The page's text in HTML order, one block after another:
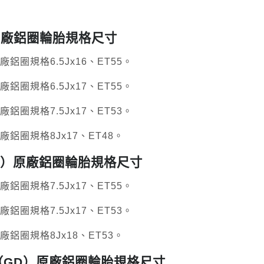
鋁圈輪胎規格尺寸
鋁圈規格6.5Jx16、ET55。
鋁圈規格6.5Jx17、ET55。
鋁圈規格7.5Jx17、ET53。
鋁圈規格8Jx17、ET48。
原廠鋁圈輪胎規格尺寸
鋁圈規格7.5Jx17、ET55。
鋁圈規格7.5Jx17、ET53。
鋁圈規格8Jx18、ET53。